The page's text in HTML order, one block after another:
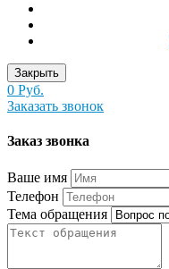
Закрыть
0 Руб.
Заказать звонок
Заказ звонка
Ваше имя
Телефон
Тема обращения